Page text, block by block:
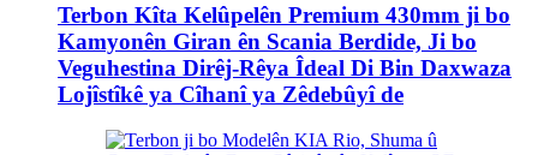
Terbon Kîta Kelûpelên Premium 430mm ji bo
Kamyonên Giran ên Scania Berdide, Ji bo
Veguhestina Dirêj-Rêya Îdeal Di Bin Daxwaza
Lojîstîkê ya Cîhanî ya Zêdebûyî de